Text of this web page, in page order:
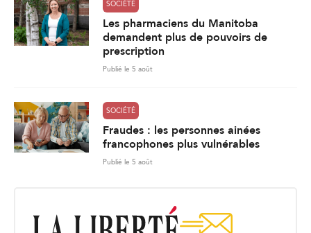
SOCIÉTÉ
Les pharmaciens du Manitoba
demandent plus de pouvoirs de
prescription
Publié le 5 août
SOCIÉTÉ
Fraudes : les personnes ainées
francophones plus vulnérables
Publié le 5 août